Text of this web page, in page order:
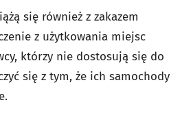
się również z zakazem
z użytkowania miejsc
którzy nie dostosują się do
się z tym, że ich samochody